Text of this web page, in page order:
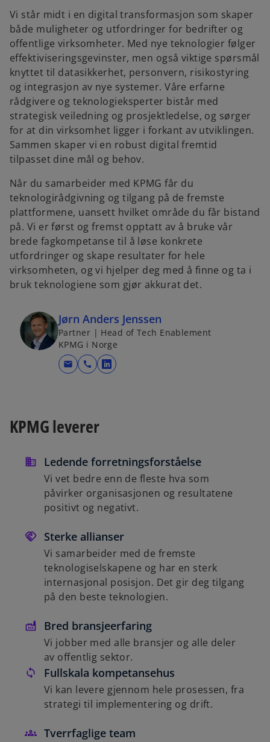
Vi står midt i en digital transformasjon som skaper
både muligheter og utfordringer for bedrifter og
offentlige virksomheter. Med nye teknologier følger
effektiviseringsgevinster, men også viktige spørsmål
knyttet til datasikkerhet, personvern, risikostyring
og integrasjon av nye systemer. Våre erfarne
rådgivere og teknologieksperter bistår med
strategisk veiledning og prosjektledelse, og sørger
for at din virksomhet ligger i forkant av utviklingen.
Sammen skaper vi en robust digital fremtid
tilpasset dine mål og behov.
Når du samarbeider med KPMG får du
teknologirådgivning og tilgang på de fremste
plattformene, uansett hvilket område du får bistand
på. Vi er først og fremst opptatt av å bruke vår
brede fagkompetanse til å løse konkrete
utfordringer og skape resultater for hele
virksomheten, og vi hjelper deg med å finne og ta i
bruk teknologiene som gjør akkurat det.
Jørn Anders Jenssen
Partner | Head of Tech Enablement
KPMG i Norge
mail call
o
n
n
e
w
a
b
KPMG leverer
Ledende forretningsforståelse
Vi vet bedre enn de fleste hva som
påvirker organisasjonen og resultatene
positivt og negativt.
Sterke allianser
Vi samarbeider med de fremste
teknologiselskapene og har en sterk
internasjonal posisjon. Det gir deg tilgang
på den beste teknologien.
Bred bransjeerfaring
Vi jobber med alle bransjer og alle deler
av offentlig sektor.
Fullskala kompetansehus
Vi kan levere gjennom hele prosessen, fra
strategi til implementering og drift.
Tverrfaglige team